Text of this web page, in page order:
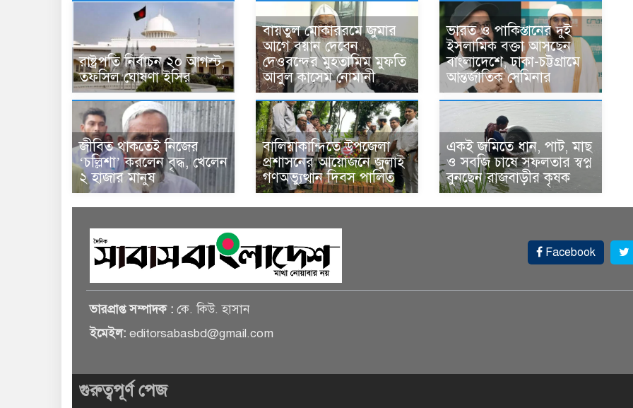
রাষ্ট্রপতি নির্বাচন ২০ আগস্ট,
তফসিল ঘোষণা ইসির
বায়তুল মোকাররমে জুমার
আগে বয়ান দেবেন
দেওবন্দের মুহতামিম মুফতি
আবুল কাসেম নোমানী
ভারত ও পাকিস্তানের দুই
ইসলামিক বক্তা আসছেন
বাংলাদেশে, ঢাকা-চট্টগ্রামে
আন্তর্জাতিক সেমিনার
জীবিত থাকতেই নিজের
‘চল্লিশা’ করলেন বৃদ্ধ, খেলেন
২ হাজার মানুষ
বালিয়াকান্দিতে উপজেলা
প্রশাসনের আয়োজনে জুলাই
গণঅভ্যুত্থান দিবস পালিত
একই জমিতে ধান, পাট, মাছ
ও সবজি চাষে সফলতার স্বপ্ন
বুনছেন রাজবাড়ীর কৃষক
Facebook
ভারপ্রাপ্ত সম্পাদক : কে. কিউ. হাসান
ইমেইল: editorsabasbd@gmail.com
গুরুত্বপূর্ণ পেজ